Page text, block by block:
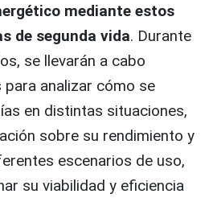
mediante estos
de segunda vida. Durante
se llevarán a cabo
analizar cómo se
en distintas situaciones,
sobre su rendimiento y
escenarios de uso,
su viabilidad y eficiencia